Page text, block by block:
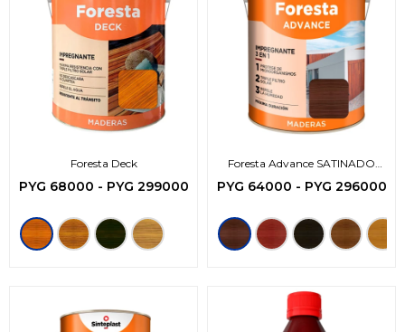
Foresta Deck
PYG 68000 - PYG 299000
Foresta Advance SATINADO
Impregnante -3en1
PYG 64000 - PYG 296000